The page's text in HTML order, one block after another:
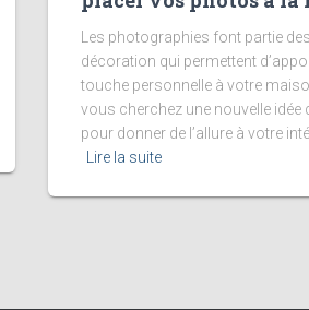
Les photographies font partie
décoration qui permettent
touche personnelle à votre
vous cherchez une nouvelle idée
pour donner de l’allure à votre
Lire la suite